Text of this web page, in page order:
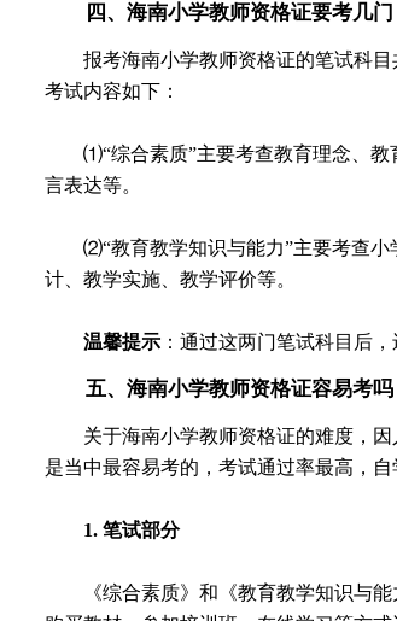
四、海南小学教师资格证要考几门
报考海南小学教师资格证的笔试科目
考试内容如下：
⑴“综合素质”主要考查教育理念、
言表达等。
⑵“教育教学知识与能力”主要考查
计、教学实施、教学评价等。
温馨提示 ：通过这两门笔试科目后
五、海南小学教师资格证容易考吗
关于海南小学教师资格证的难度，
是当中最容易考的，考试通过率最高，自
1. 笔试部分
《综合素质》和《教育教学知识与